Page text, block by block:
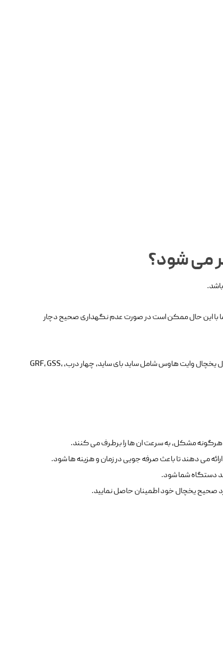
می شود؟
با این حال ممکن است در صورت عدم نگهداری صحیح دچار
نمایندگی تعمیر یخچال وایت هاوس در اصفهان که آقای سرویس می باشد، انواع مدل های یخچال های وایت هاوس را تعمیر می کنند. که انواع مدل یخچال وایت هاوس شامل ساید بای ساید، چهار درب، GRF، GSS،
مشکل، به سرعت ان ها را برطرف می کنند.
می دهند تا باعث صرفه جویی در زمان و هزینه ها شود.
دستگاه شما شود.
صحیح یخچال خود اطمینان حاصل نمایید.